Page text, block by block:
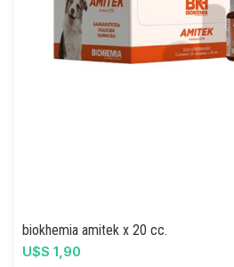
biokhemia amitek x 20 cc.
U$S 1,90